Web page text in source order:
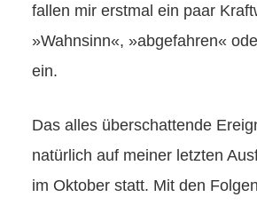
fallen mir erstmal ein paar
»Wahnsinn«, »abgefahren«
ein.
Das alles überschattende
natürlich auf meiner letzten
im Oktober statt. Mit den